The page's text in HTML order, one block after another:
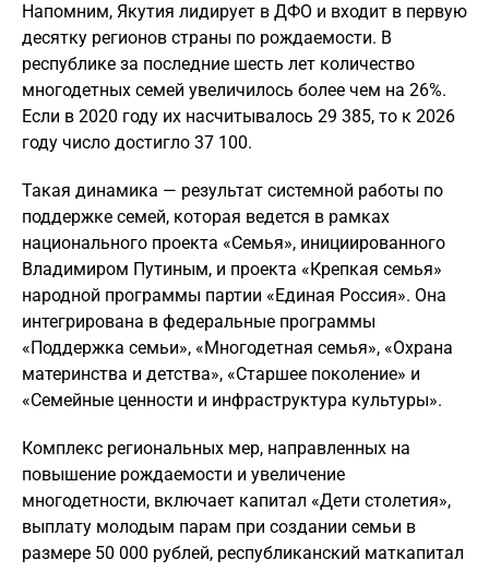
Напомним, Якутия лидирует в ДФО и входит в первую
десятку регионов страны по рождаемости. В
республике за последние шесть лет количество
многодетных семей увеличилось более чем на 26%.
Если в 2020 году их насчитывалось 29 385, то к 2026
году число достигло 37 100.
Такая динамика — результат системной работы по
поддержке семей, которая ведется в рамках
национального проекта «Семья», инициированного
Владимиром Путиным, и проекта «Крепкая семья»
народной программы партии «Единая Россия». Она
интегрирована в федеральные программы
«Поддержка семьи», «Многодетная семья», «Охрана
материнства и детства», «Старшее поколение» и
«Семейные ценности и инфраструктура культуры».
Комплекс региональных мер, направленных на
повышение рождаемости и увеличение
многодетности, включает капитал «Дети столетия»,
выплату молодым парам при создании семьи в
размере 50 000 рублей, республиканский маткапитал